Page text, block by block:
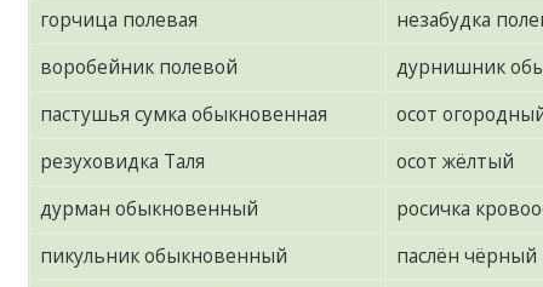
горчица полевая
незабудка
воробейник полевой
дурнишник
пастушья сумка обыкновенная
осот
резуховидка Таля
осот жёлтый
дурман обыкновенный
росичка
пикульник обыкновенный
паслён чёрный